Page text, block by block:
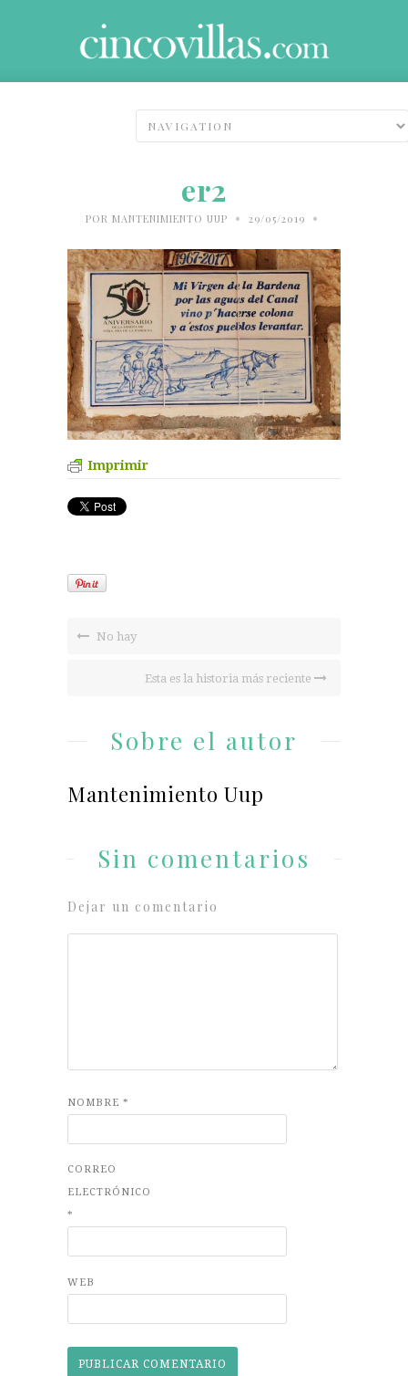
er2
POR MANTENIMIENTO UUP • 29/05/2019 •
Imprimir
No hay
Esta es la historia más reciente
Sobre el autor
Mantenimiento Uup
Sin comentarios
Dejar un comentario
NOMBRE *
CORREO
ELECTRÓNICO
*
WEB